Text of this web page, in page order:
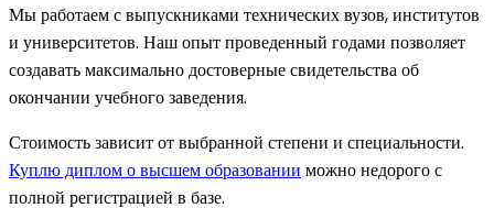
Мы работаем с выпускниками технических вузов, институтов
и университетов. Наш опыт проведенный годами позволяет
создавать максимально достоверные свидетельства об
окончании учебного заведения.
Стоимость зависит от выбранной степени и специальности.
Куплю диплом о высшем образовании можно недорого с
полной регистрацией в базе.